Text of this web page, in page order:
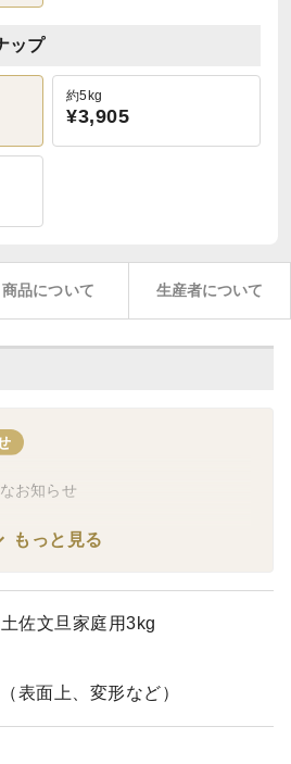
ップ
約5kg
¥3,905
商品について 生産者について
お知らせ
期間中不使用」から、「節減対象
に変更させていただきます。
の土佐文旦をご愛顧いただきまし
います。
のカンキツ類の重要害虫である、
もっと見る
佐文旦家庭用3kg
表面上、変形など）